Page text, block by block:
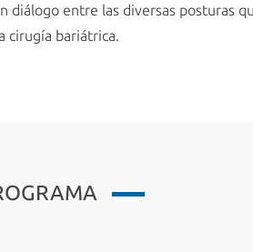
diálogo entre las diversas posturas
cirugía bariátrica.